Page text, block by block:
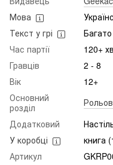
Мова
Текст у грі
Багато
Час партії
120+
Гравців
2 - 8
Вік
12+
Основний
розділ
Додатковий
У коробці
книга
Артикул